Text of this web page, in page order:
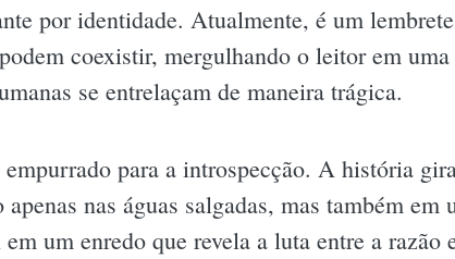
por identidade. Atualmente, é um
coexistir, mergulhando o leitor em
se entrelaçam de maneira trágica.
para a introspecção. A história
nas águas salgadas, mas também
um enredo que revela a luta entre a razão